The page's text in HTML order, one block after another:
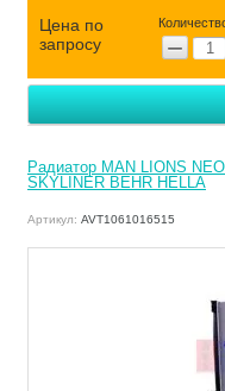
Цена по
запросу
−
Радиатор MAN LIONS
SKYLINER BEHR HELLA
Артикул: AVT1061016515